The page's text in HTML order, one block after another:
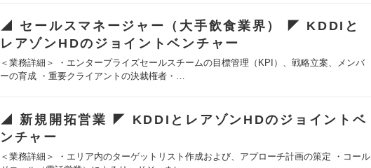
◢ セールスマネージャー（大手飲食業界） ◤ KDDIと
レアゾンHDのジョイントベンチャー
＜業務詳細＞ ・エンタープライズセールスチームの目標管理（KPI）、戦略立案、メンバ
ーの育成 ・重要クライアントの決裁権者・…
◢ 新規開拓営業 ◤ KDDIとレアゾンHDのジョイントベ
ンチャー
＜業務詳細＞ ・エリア内のターゲットリスト作成および、アプローチ計画の策定 ・コール